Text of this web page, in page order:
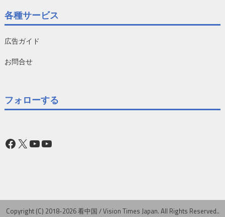
各種サービス
広告ガイド
お問合せ
フォローする
Facebook
X YouTube
YouTube
Copyright (C) 2018-2026 看中国 / Vision Times Japan. All Rights Reserved..